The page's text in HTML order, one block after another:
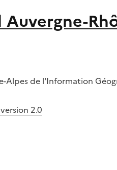
Auvergne-
Alpes de l'Information
2.0